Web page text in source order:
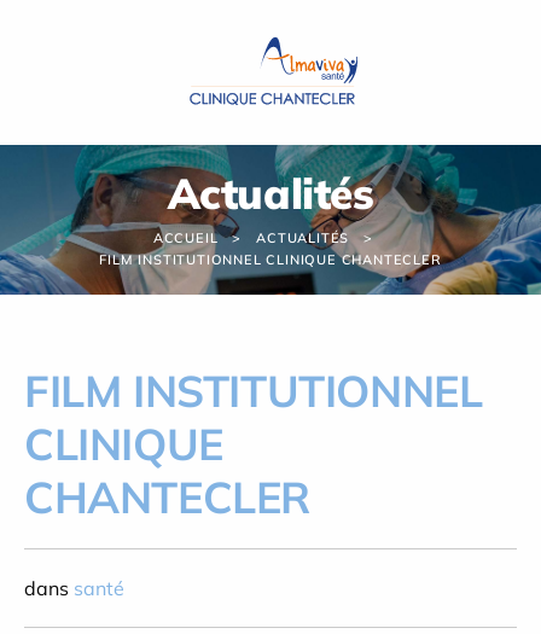
Actualités
ACCUEIL
ACTUALITÉS
FILM INSTITUTIONNEL CLINIQUE CHANTECLER
FILM INSTITUTIONNEL
CLINIQUE
CHANTECLER
dans santé